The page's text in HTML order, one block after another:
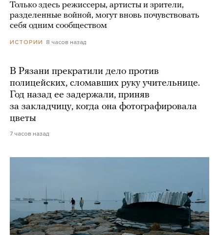
Только здесь режиссеры, артисты и зрители,
разделенные войной, могут вновь почувствовать
себя одним сообществом
ИСТОРИИ 8 часов назад
В Рязани прекратили дело против
полицейских, сломавших руку учительнице.
Год назад ее задержали, приняв
за закладчицу, когда она фотографировала
цветы
7 часов назад